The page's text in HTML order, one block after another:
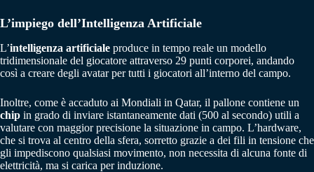
L’impiego dell’Intelligenza Artificiale
L’intelligenza artificiale produce in tempo reale un modello
tridimensionale del giocatore attraverso 29 punti corporei, andando
così a creare degli avatar per tutti i giocatori all’interno del campo.
Inoltre, come è accaduto ai Mondiali in Qatar, il pallone contiene un
chip in grado di inviare istantaneamente dati (500 al secondo) utili a
valutare con maggior precisione la situazione in campo. L’hardware,
che si trova al centro della sfera, sorretto grazie a dei fili in tensione che
gli impediscono qualsiasi movimento, non necessita di alcuna fonte di
elettricità, ma si carica per induzione.